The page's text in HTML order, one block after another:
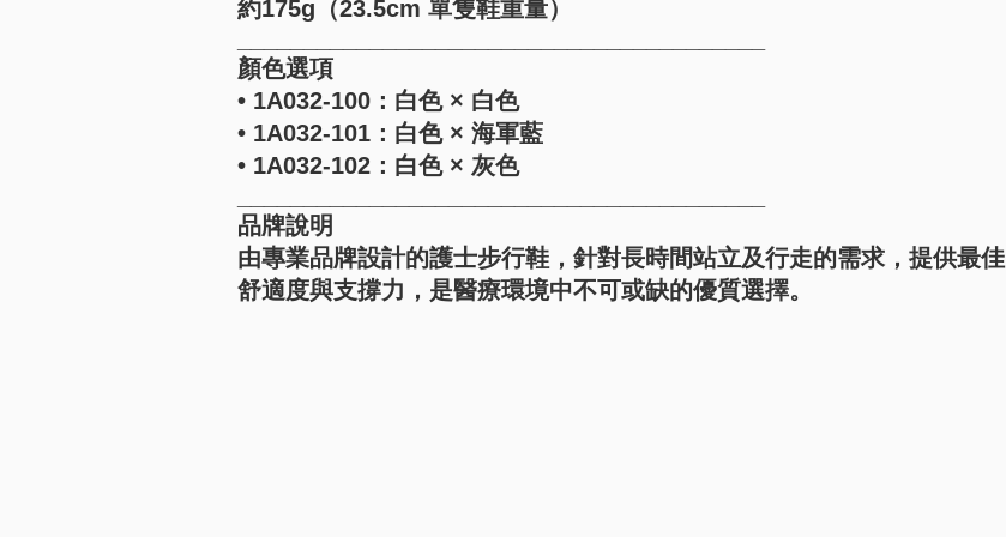
約175g（23.5cm 單隻鞋重量）
顏色選項
• 1A032-100：白色 × 白色
• 1A032-101：白色 × 海軍藍
• 1A032-102：白色 × 灰色
品牌說明
由專業品牌設計的護士步行鞋，針對長時間站立及行走的需求，提供最佳
舒適度與支撐力，是醫療環境中不可或缺的優質選擇。